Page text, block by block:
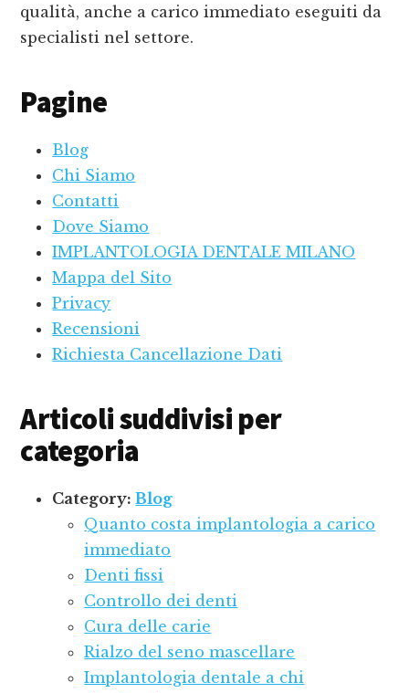
qualità, anche a carico immediato eseguiti da
specialisti nel settore.
Pagine
Blog
Chi Siamo
Contatti
Dove Siamo
IMPLANTOLOGIA DENTALE MILANO
Mappa del Sito
Privacy
Recensioni
Richiesta Cancellazione Dati
Articoli suddivisi per
categoria
Category:Blog
Quanto costa implantologia a carico
immediato
Denti fissi
Controllo dei denti
Cura delle carie
Rialzo del seno mascellare
Implantologia dentale a chi